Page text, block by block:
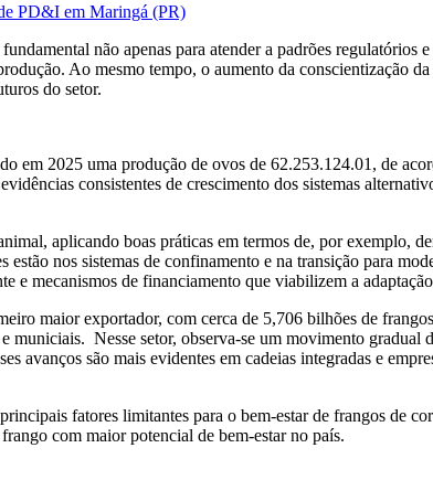
PD&I em Maringá (PR)
não apenas para atender a padrões regulatórios
Ao mesmo tempo, o aumento da conscientização
do setor.
em 2025 uma produção de ovos de 62.253.124.01, de
consistentes de crescimento dos sistemas
aplicando boas práticas em termos de, por exemplo,
nos sistemas de confinamento e na transição para
e mecanismos de financiamento que viabilizem a
maior exportador, com cerca de 5,706 bilhões de
municiais. Nesse setor, observa-se um movimento
avanços são mais evidentes em cadeias integradas e
fatores limitantes para o bem-estar de frangos de
com maior potencial de bem-estar no país.